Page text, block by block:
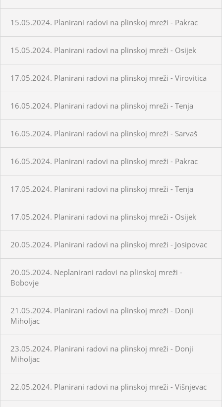
15.05.2024. Planirani radovi na plinskoj mreži - Pakrac
15.05.2024. Planirani radovi na plinskoj mreži - Osijek
17.05.2024. Planirani radovi na plinskoj mreži - Virovitica
16.05.2024. Planirani radovi na plinskoj mreži - Tenja
16.05.2024. Planirani radovi na plinskoj mreži - Sarvaš
16.05.2024. Planirani radovi na plinskoj mreži - Pakrac
17.05.2024. Planirani radovi na plinskoj mreži - Tenja
17.05.2024. Planirani radovi na plinskoj mreži - Osijek
20.05.2024. Planirani radovi na plinskoj mreži - Josipovac
20.05.2024. Neplanirani radovi na plinskoj mreži -
Bobovje
21.05.2024. Planirani radovi na plinskoj mreži - Donji
Miholjac
23.05.2024. Planirani radovi na plinskoj mreži - Donji
Miholjac
22.05.2024. Planirani radovi na plinskoj mreži - Višnjevac